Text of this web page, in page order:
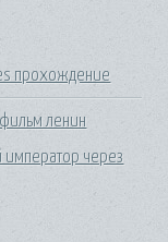
прохождение
фильм ленин
император через